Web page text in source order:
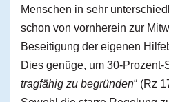
Menschen in sehr
schon von vornherein zur
Beseitigung der eigenen
Dies genüge, um 30-Prozent-
tragfähig zu begründen“ (Rz